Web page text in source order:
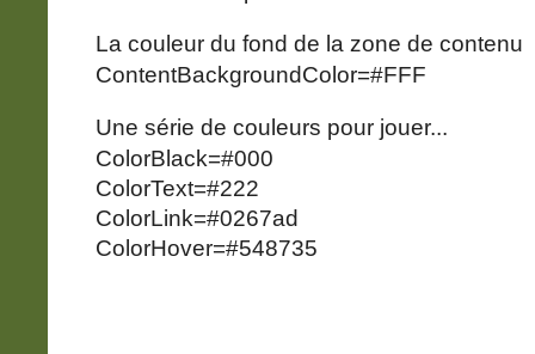
La couleur du fond de la zone de contenu
ContentBackgroundColor=#FFF
Une série de couleurs pour jouer...
ColorBlack=#000
ColorText=#222
ColorLink=#0267ad
ColorHover=#548735